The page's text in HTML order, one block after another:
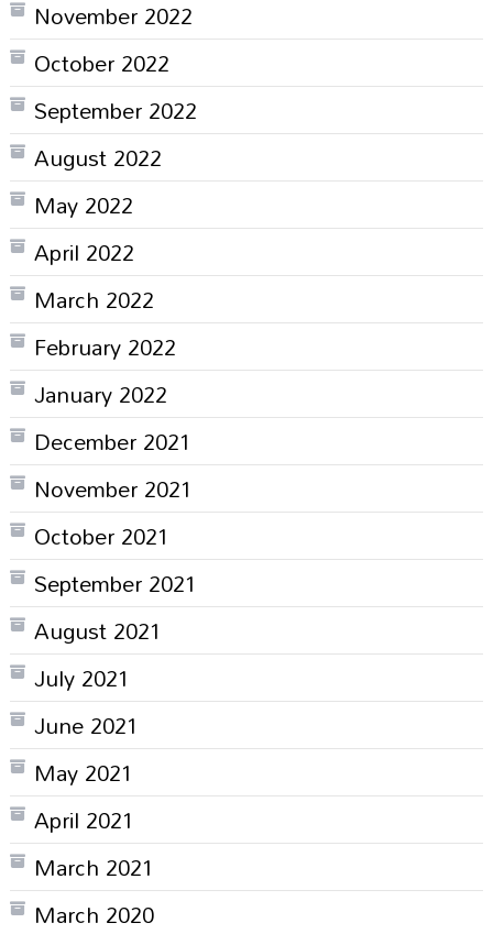
November 2022
October 2022
September 2022
August 2022
May 2022
April 2022
March 2022
February 2022
January 2022
December 2021
November 2021
October 2021
September 2021
August 2021
July 2021
June 2021
May 2021
April 2021
March 2021
March 2020